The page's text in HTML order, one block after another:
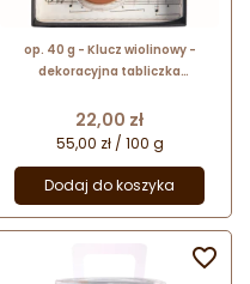
op. 40 g - Klucz wiolinowy -
dekoracyjna tabliczka
w pudełku
Cena
22,00 zł
55,00 zł / 100 g
Dodaj do koszyka
